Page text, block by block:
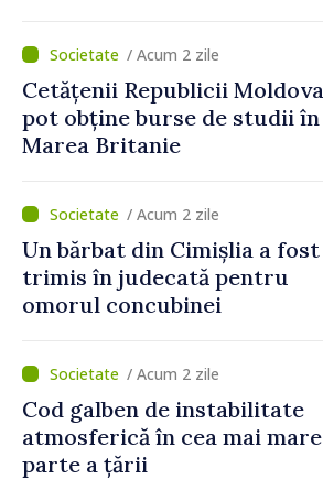
/ Acum 2 zile
Cetățenii Republicii Moldova
pot obține burse de studii în
Marea Britanie
/ Acum 2 zile
Un bărbat din Cimișlia a fost
trimis în judecată pentru
omorul concubinei
/ Acum 2 zile
Cod galben de instabilitate
atmosferică în cea mai mare
parte a țării